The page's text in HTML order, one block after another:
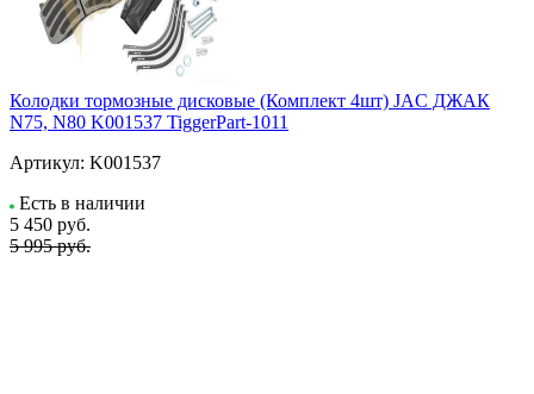
Колодки тормозные дисковые (Комплект 4шт) JAC ДЖАК
N75, N80 K001537 TiggerPart-1011
Артикул: K001537
Есть в наличии
5 450 руб.
5 995 руб.